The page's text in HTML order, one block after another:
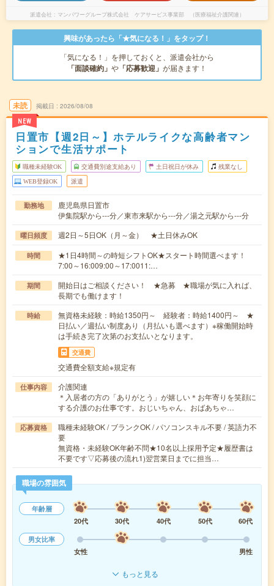
派遣会社 マンパワーグループ株式会社 ケアサービス事業部 （医療福祉介護関連）
興味があったら「★気になる！」をタップ！
「気になる！」を押しておくと、派遣会社から
「面談確約」 や 「応募歓迎」 が届きます！
未読
NEW
掲載日 2026/08/08
日置市【週2日～】ホテルライクな高齢者マン
ションで生活サポート
職種未経験OK 交通費別途支給あり 土日祝日が休み 残業なし
WEB登録OK 派遣
勤務地
鹿児島県日置市
伊集院駅から---分／東市来駅から---分／湯之元駅から---分
曜日頻度 週2日～5日OK（月～金） ★土日休みOK
時間
★1日4時間～の時短シフトOK★スタート時間選べます！
7:00～16:009:00～17:0011:…
期間
開始日はご相談ください！ ★急募 ★職場が気に入れば、
長期でも働けます！
時給
無資格未経験：時給1350円～ 経験者：時給1400円～ ★
日払い／週払い制度あり（月払いも選べます）※稼働開始時
は手続き完了次第のお支払いとなります。
交通費
交通費全額支給※規定有
仕事内容
介護関連
＊入居者の方の「ありがとう」が嬉しい＊お年寄りを笑顔に
する介護のお仕事です。おじいちゃん、おばあちゃ…
応募資格
職種未経験OK / ブランクOK / パソコンスキル不要 / 英語力不
要
無資格・未経験OK年齢不問★10名以上採用予定★履歴書は
不要です▽応募後の流れ1)翌営業日までに担当…
職場の雰囲気
年齢層
20代
30代 40代 50代
60代
男女比率
女性
男性
もっと見る